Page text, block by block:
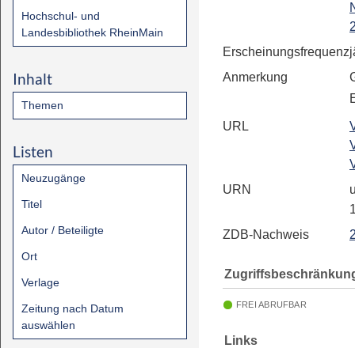
Hochschul- und
Landesbibliothek RheinMain
Inhalt
Themen
Listen
Neuzugänge
Titel
Autor / Beteiligte
Ort
Verlage
Zeitung nach Datum
auswählen
Erscheinungsfrequenz
Anmerkung
URL
URN
ZDB-Nachweis
FREI ABRUFBAR
Links